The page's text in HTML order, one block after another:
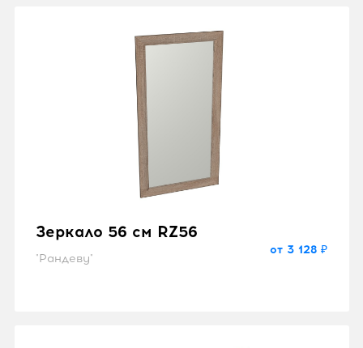
Зеркало 56 см RZ56
"Рандеву"
от 3 128 ₽